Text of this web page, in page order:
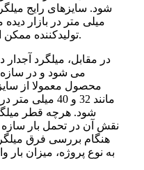
میلی متر در بازار
تولیدکننده ممکن است تنوع آن کمی متفاوت باشد.
در مقابل، میلگرد
می شود و در سازه
محصول معمولا از
مانند 32 و 40
شود. هرچه قطر
نقش آن در تحمل بار سازه
هنگام بررسی فرق
به نوع پروژه، میزان بار